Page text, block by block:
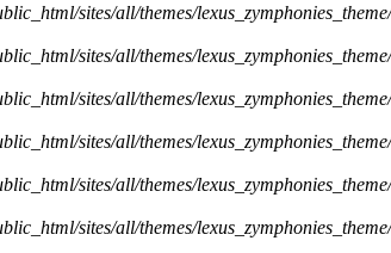
sites/all/themes/
sites/all/themes/
sites/all/themes/
sites/all/themes/
sites/all/themes/
sites/all/themes/